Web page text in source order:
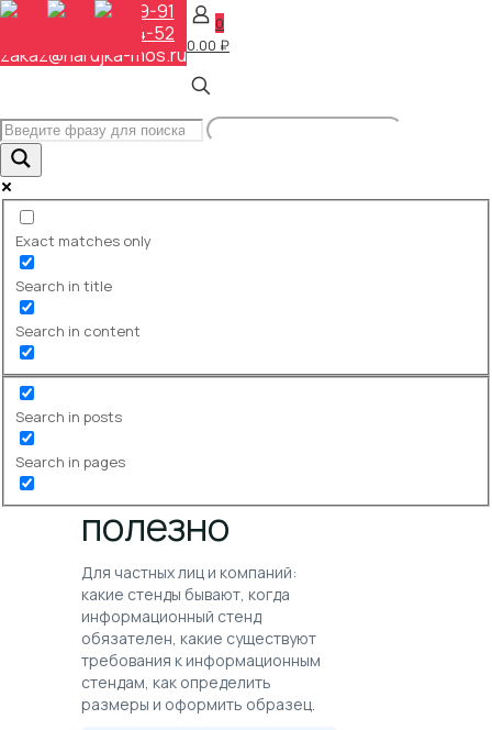
+7 (495) 648-69-91
+7 (495) 268-04-52
zakaz@narujka-mos.ru
0
0.00 ₽
Exact matches only
Search in title
Search in content
Search in posts
Search in pages
Информационные стенды: как
требования и сделать полезно
База знаний
Информационные стенды: как
выбрать вид, соблюсти требования
Информационные
стенды: как
выбрать вид,
соблюсти
требования и
сделать
полезно
Для частных лиц и компаний:
какие стенды бывают, когда
информационный стенд
обязателен, какие существуют
требования к информационным
стендам, как определить
размеры и оформить образец.